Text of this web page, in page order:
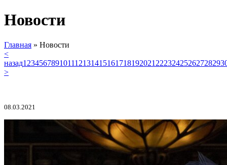
Новости
Главная » Новости
<
назад1 23456789101112131415161718192021 2223242526272829
>
08.03.2021